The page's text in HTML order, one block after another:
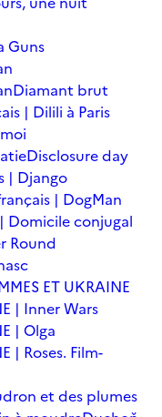
Guns
Diamant brut
| Dilili à Paris
Disclosure day
| Django
| DogMan
Domicile conjugal
Round
ET UKRAINE
| Inner Wars
| Olga
| Roses. Film-
et des plumes